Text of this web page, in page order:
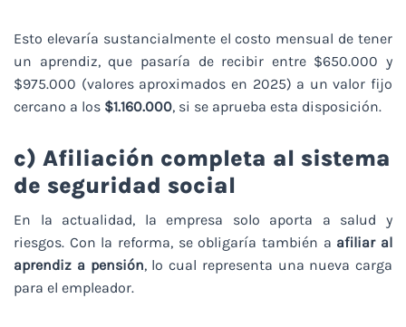
Esto elevaría sustancialmente el costo mensual de tener
un aprendiz, que pasaría de recibir entre $650.000 y
$975.000 (valores aproximados en 2025) a un valor fijo
cercano a los $1.160.000, si se aprueba esta disposición.
c) Afiliación completa al sistema
de seguridad social
En la actualidad, la empresa solo aporta a salud y
riesgos. Con la reforma, se obligaría también a afiliar al
aprendiz a pensión, lo cual representa una nueva carga
para el empleador.